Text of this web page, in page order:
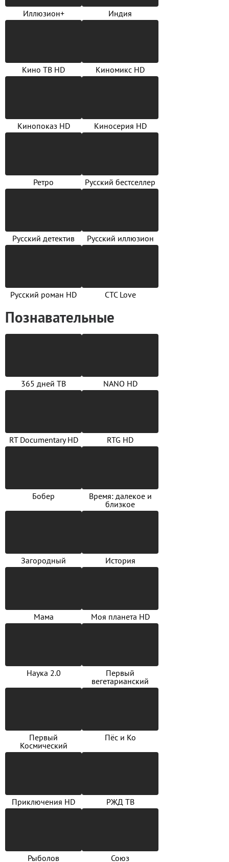
Иллюзион+ Индия
Кино ТВ HD Киномикс HD
Кинопоказ HD Киносерия HD
Ретро Русский бестселлер
Русский детектив Русский иллюзион
Русский роман HD СТС Love
Познавательные
365 дней ТВ NANO HD
RT Documentary HD RTG HD
Бобер
Время: далекое и
близкое
Загородный История
Мама Моя планета HD
Наука 2.0
Первый
вегетарианский
Первый
Космический
Пёс и Ко
Приключения HD РЖД ТВ
Рыболов Союз